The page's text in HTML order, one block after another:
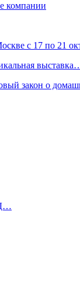
компании
с 17 по 21
закон о